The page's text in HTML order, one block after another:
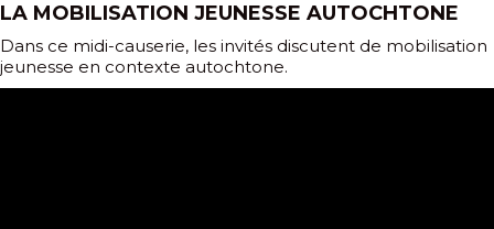
LA MOBILISATION JEUNESSE AUTOCHTONE
Dans ce midi-causerie, les invités discutent de mobilisation
jeunesse en contexte autochtone.